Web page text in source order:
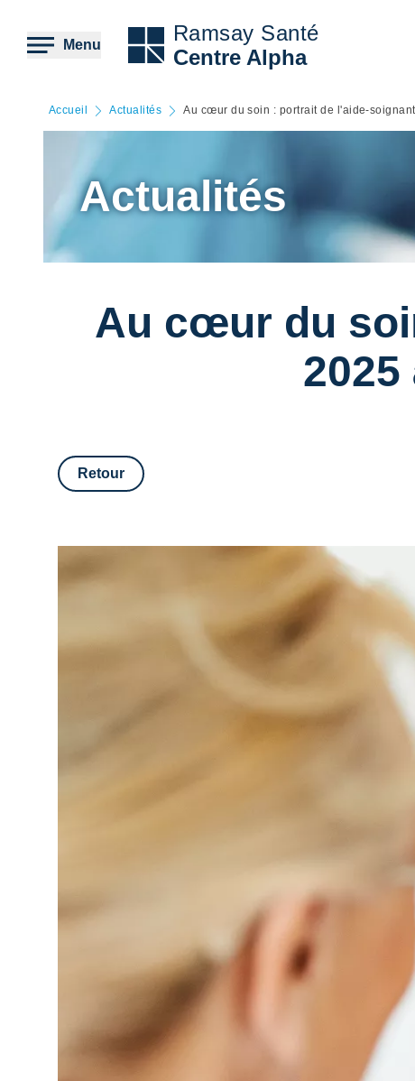
contenu
principal
Menu
Ramsay Santé
Centre Alpha
Accueil Actualités Au cœur du soin : portrait de l'aide-
Actualités
Au cœur du
Retour